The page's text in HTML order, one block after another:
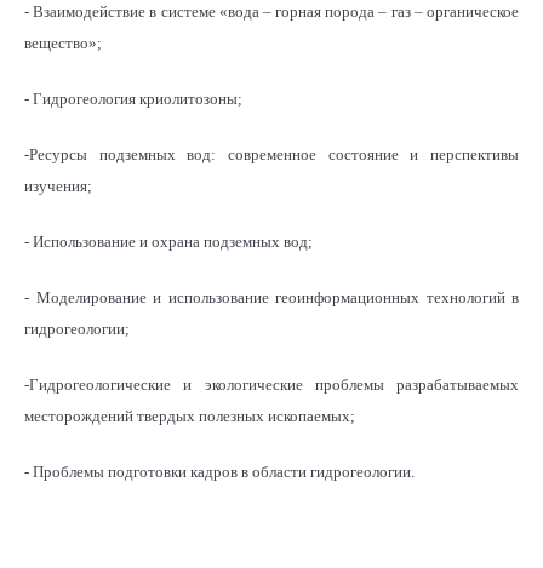
- Взаимодействие в системе «вода – горная порода – газ – органическое
вещество»;
- Гидрогеология криолитозоны;
-Ресурсы подземных вод: современное состояние и перспективы
изучения;
- Использование и охрана подземных вод;
- Моделирование и использование геоинформационных технологий в
гидрогеологии;
-Гидрогеологические и экологические проблемы разрабатываемых
месторождений твердых полезных ископаемых;
- Проблемы подготовки кадров в области гидрогеологии.